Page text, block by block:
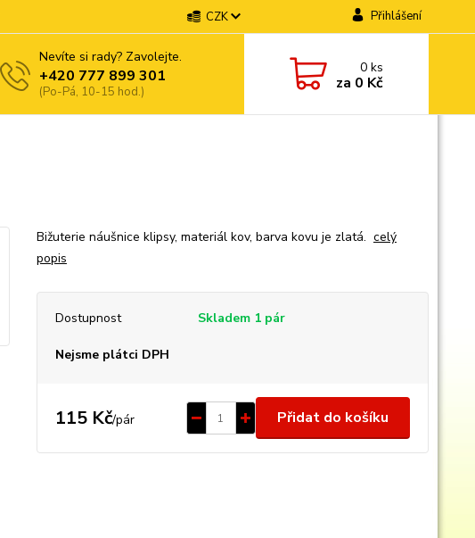
CZK Přihlášení
Nevíte si rady? Zavolejte.
+420 777 899 301
(Po-Pá, 10-15 hod.)
0ks
za 0 Kč
Bižuterie náušnice klipsy, materiál kov, barva kovu je zlatá. celý
popis
Dostupnost Skladem 1 pár
Nejsme plátci DPH
115 Kč/pár Přidat do košíku